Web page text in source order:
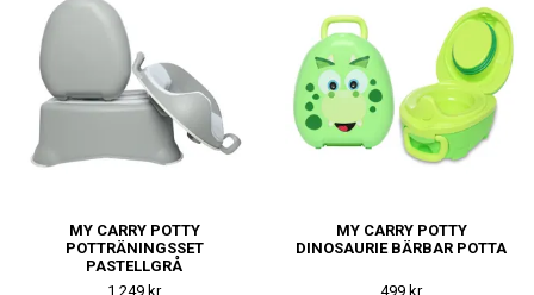
MY CARRY POTTY
POTTRÄNINGSSET
PASTELLGRÅ
1 249 kr
MY CARRY POTTY
DINOSAURIE BÄRBAR POTTA
499 kr